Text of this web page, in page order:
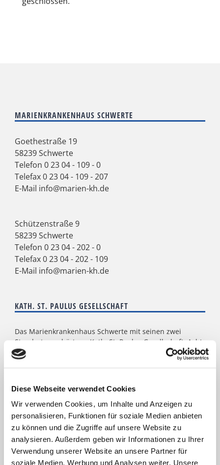
Diese Webseite verwendet Cookies
Wir verwenden Cookies, um Inhalte und Anzeigen zu
personalisieren, Funktionen für soziale Medien anbieten
zu können und die Zugriffe auf unsere Website zu
analysieren. Außerdem geben wir Informationen zu Ihrer
Verwendung unserer Website an unsere Partner für
soziale Medien, Werbung und Analysen weiter. Unsere
MARIENKRANKENHAUS SCHWERTE
Goethestraße 19
58239 Schwerte
Telefon 0 23 04 - 109 - 0
Telefax 0 23 04 - 109 - 207
E-Mail info@marien-kh.de
Schützenstraße 9
58239 Schwerte
Telefon 0 23 04 - 202 - 0
Telefax 0 23 04 - 202 - 109
E-Mail info@marien-kh.de
KATH. ST. PAULUS GESELLSCHAFT
Das Marienkrankenhaus Schwerte mit seinen zwei
Standorten gehört zurKath. St. Paulus Gesellschaft. Acht
weitere Krankenhäuser mit zusammen 2.900 Betten
zählen zum Verbund: St. Marien Hospital Lünen, St.
Krankenhaus Dortmund-West, St. Elisabeth Krankenhaus
Dortmund-Kurl, Marien Hospital Dortmund-Hombruch
sowie für das St. Johannes Hospital im Zentrum von
Dortmund. Darüber hinaus agieren unter dem Paulus-
Dach Altenheime und eine Jugendhilfe-Einrichtung. Die
Kath. St. Paulus Gesellschaft zählt zu den größten
katholischen Trägern in Nordrhein- Westfalen; rund